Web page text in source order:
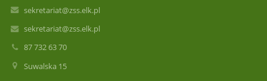
sekretariat@zss.elk.pl
sekretariat@zss.elk.pl
87 732 63 70
Suwalska 15